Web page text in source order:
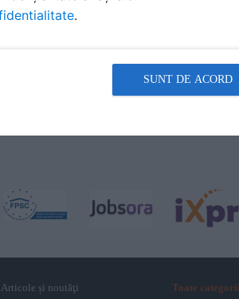
Articole și noutăţi Toate
.
SUNT DE ACORD